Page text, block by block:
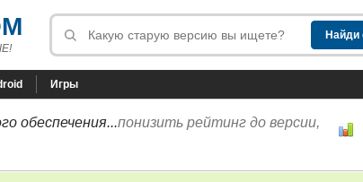
Игры
обеспечения...понизить рейтинг до версии,